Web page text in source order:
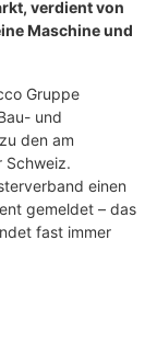
verdient von
Maschine und
Gruppe
und
den am
Schweiz.
einen
gemeldet – das
fast immer